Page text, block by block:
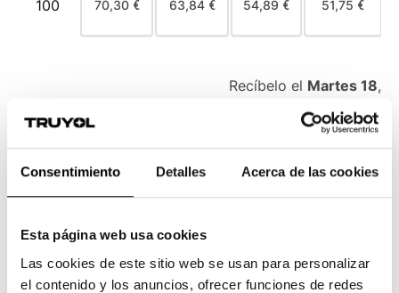
Consentimiento Detalles Acerca de las cookies
Esta página web usa cookies
Las cookies de este sitio web se usan para personalizar
el contenido y los anuncios, ofrecer funciones de redes
100 70,30 € 63,84 € 54,89 € 51,75 €
Recíbelo el Martes 18,
50,78 €
61,44 €incl.21% IVA-1,02 €/ud
Envío Gratis